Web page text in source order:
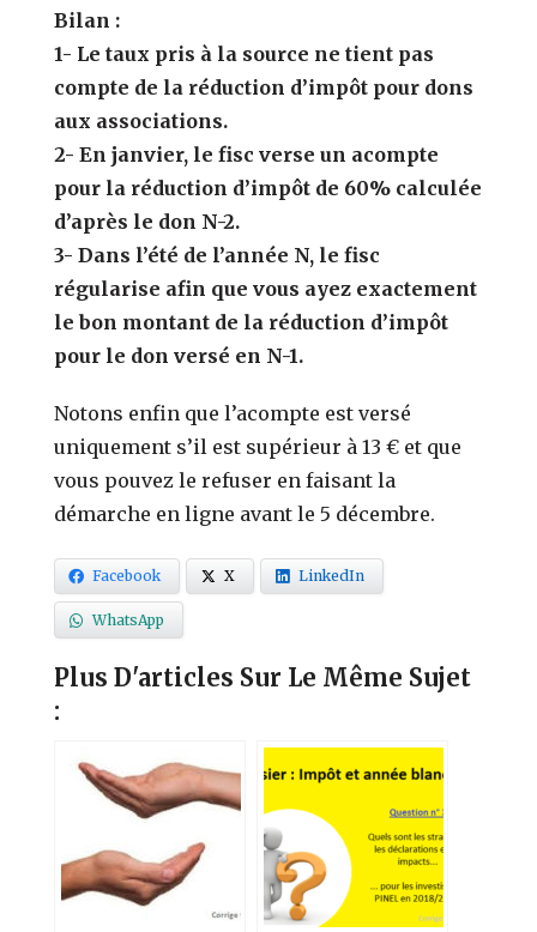
Bilan :
1- Le taux pris à la source ne tient pas
compte de la réduction d’impôt pour dons
aux associations.
2- En janvier, le fisc verse un acompte
pour la réduction d’impôt de 60% calculée
d’après le don N-2.
3- Dans l’été de l’année N, le fisc
régularise afin que vous ayez exactement
le bon montant de la réduction d’impôt
pour le don versé en N-1.
Notons enfin que l’acompte est versé
uniquement s’il est supérieur à 13 € et que
vous pouvez le refuser en faisant la
démarche en ligne avant le 5 décembre.
Facebook X LinkedIn
WhatsApp
Plus D'articles Sur Le Même Sujet
: